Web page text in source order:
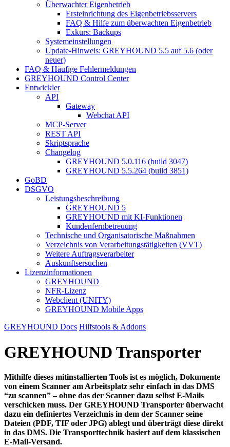
Überwachter Eigenbetrieb
Ersteinrichtung des Eigenbetriebsservers
FAQ & Hilfe zum überwachten Eigenbetrieb
Exkurs: Backups
Systemeinstellungen
Update-Hinweis: GREYHOUND 5.5 auf 5.6 (oder
neuer)
FAQ & Häufige Fehlermeldungen
GREYHOUND Control Center
Entwickler
API
Gateway
Webchat API
MCP-Server
REST API
Skriptsprache
Changelog
GREYHOUND 5.0.116 (build 3047)
GREYHOUND 5.5.264 (build 3851)
GoBD
DSGVO
Leistungsbeschreibung
GREYHOUND 5
GREYHOUND mit KI-Funktionen
Kundenfernbetreuung
Technische und Organisatorische Maßnahmen
Verzeichnis von Verarbeitungstätigkeiten (VVT)
Weitere Auftragsverarbeiter
Auskunftsersuchen
Lizenzinformationen
GREYHOUND
NFR-Lizenz
Webclient (UNITY)
GREYHOUND Mobile Apps
GREYHOUND Docs Hilfstools & Addons
GREYHOUND Transporter
Mithilfe dieses mitinstallierten Tools ist es möglich, Dokumente
von einem Scanner am Arbeitsplatz sehr einfach in das DMS
“zu scannen” – ohne das der Scanner dazu selbst E-Mails
verschicken muss. Der GREYHOUND Transporter überwacht
dazu ein definiertes Verzeichnis in dem der Scanner seine
Dateien (PDF, TIF oder JPG) ablegt und überträgt diese direkt
in das DMS. Die Transporttechnik basiert auf dem klassischen
E-Mail-Versand.